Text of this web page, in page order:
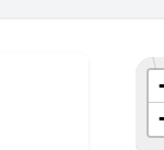
l'activité
belles